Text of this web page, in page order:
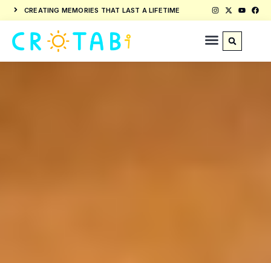
CREATING MEMORIES THAT LAST A LIFETIME